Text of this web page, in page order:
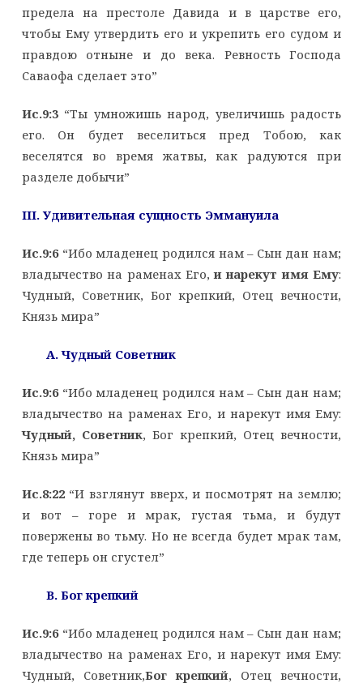
предела на престоле Давида и в царстве его,
чтобы Ему утвердить его и укрепить его судом и
правдою отныне и до века. Ревность Господа
Саваофа сделает это”
Ис.9:3“Ты умножишь народ, увеличишь радость
его. Он будет веселиться пред Тобою, как
веселятся во время жатвы, как радуются при
разделе добычи”
III. Удивительная сущность Эммануила
Ис.9:6“Ибо младенец родился нам – Сын дан нам;
владычество на раменах Его,и нарекут имя Ему:
Чудный, Советник, Бог крепкий, Отец вечности,
Князь мира”
A. Чудный Советник
Ис.9:6“Ибо младенец родился нам – Сын дан нам;
владычество на раменах Его, и нарекут имя Ему:
Чудный, Советник, Бог крепкий, Отец вечности,
Князь мира”
Ис.8:22“И взглянут вверх, и посмотрят на землю;
и вот – горе и мрак, густая тьма, и будут
повержены во тьму. Но не всегда будет мрак там,
где теперь он сгустел”
B. Бог крепкий
Ис.9:6“Ибо младенец родился нам – Сын дан нам;
владычество на раменах Его, и нарекут имя Ему:
Чудный, Советник,Бог крепкий, Отец вечности,